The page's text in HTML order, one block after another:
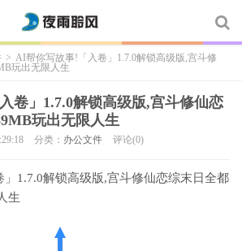
> AI帮你写故事!「入卷」1.7.0解锁高级版,宫斗修
玩出无限人生
卷」1.7.0解锁高级版,宫斗修仙恋
玩出无限人生
分类： 办公文件 评论(0)
1.7.0解锁高级版,宫斗修仙恋综末日全都
生